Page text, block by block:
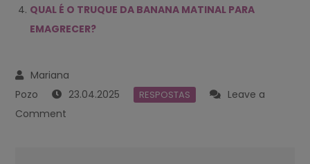
QUAL É O TRUQUE DA BANANA MATINAL PARA
EMAGRECER?
23.04.2025 RESPOSTAS
Leave a
Comment